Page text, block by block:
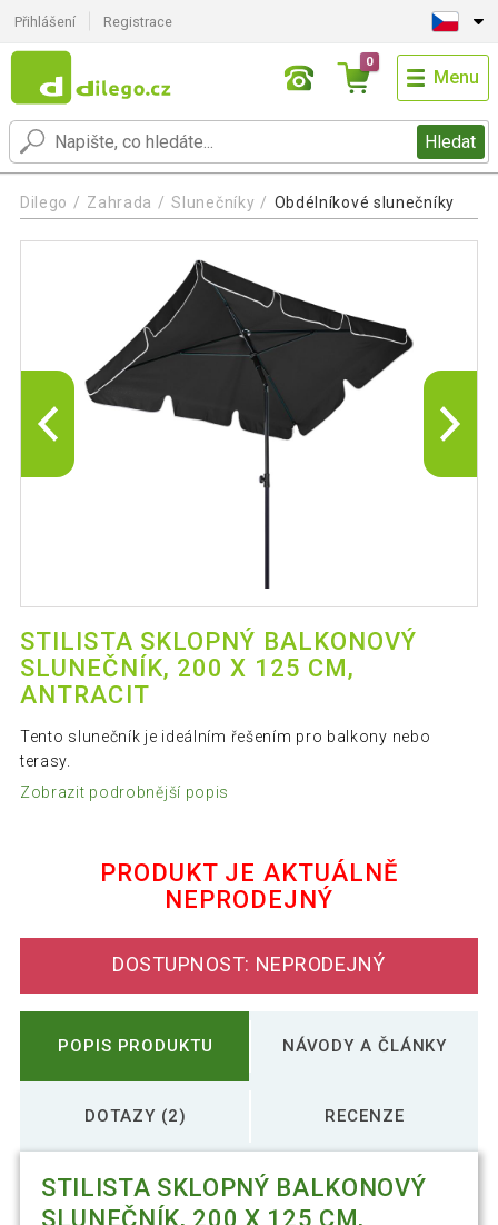
Přihlášení Registrace
Hledat
0
Menu
Dilego Zahrada Slunečníky Obdélníkové slunečníky
STILISTA SKLOPNÝ BALKONOVÝ
SLUNEČNÍK, 200 X 125 CM,
ANTRACIT
Tento slunečník je ideálním řešením pro balkony nebo
terasy.
Zobrazit podrobnější popis
PRODUKT JE AKTUÁLNĚ
NEPRODEJNÝ
DOSTUPNOST: NEPRODEJNÝ
POPIS PRODUKTU NÁVODY A ČLÁNKY
DOTAZY (2) RECENZE
STILISTA SKLOPNÝ BALKONOVÝ
SLUNEČNÍK, 200 X 125 CM,